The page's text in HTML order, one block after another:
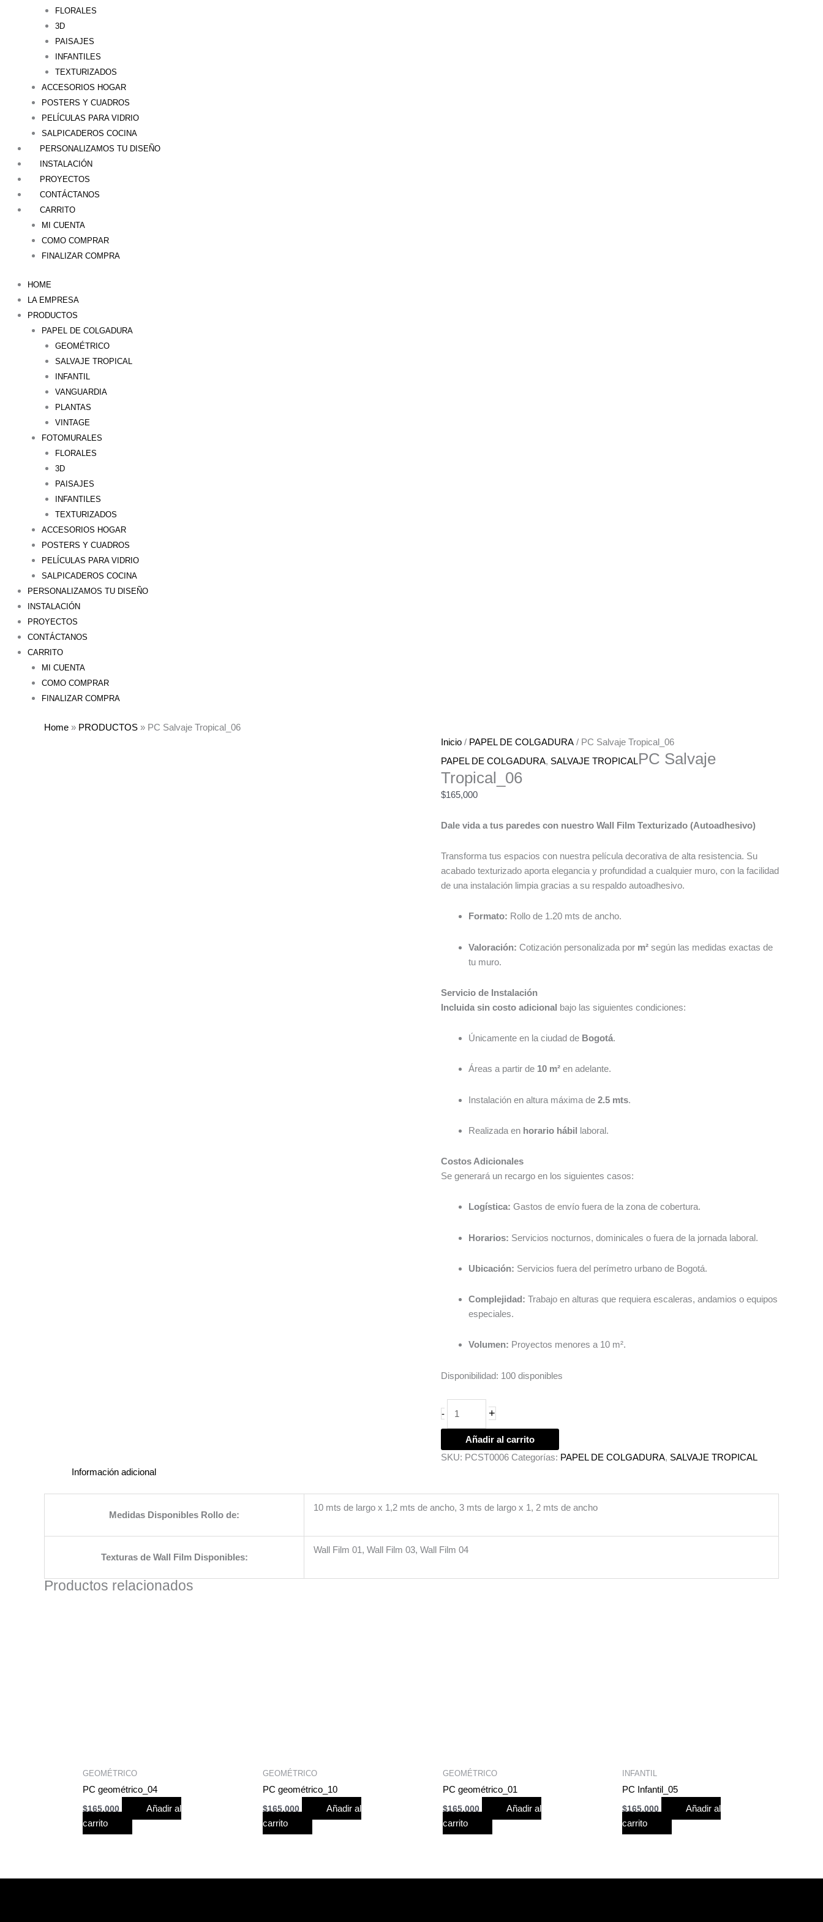
FLORALES
3D
PAISAJES
INFANTILES
TEXTURIZADOS
ACCESORIOS HOGAR
POSTERS Y CUADROS
PELÍCULAS PARA VIDRIO
SALPICADEROS COCINA
PERSONALIZAMOS TU DISEÑO
INSTALACIÓN
PROYECTOS
CONTÁCTANOS
CARRITO
MI CUENTA
COMO COMPRAR
FINALIZAR COMPRA
HOME
LA EMPRESA
PRODUCTOS
PAPEL DE COLGADURA
GEOMÉTRICO
SALVAJE TROPICAL
INFANTIL
VANGUARDIA
PLANTAS
VINTAGE
FOTOMURALES
FLORALES
3D
PAISAJES
INFANTILES
TEXTURIZADOS
ACCESORIOS HOGAR
POSTERS Y CUADROS
PELÍCULAS PARA VIDRIO
SALPICADEROS COCINA
PERSONALIZAMOS TU DISEÑO
INSTALACIÓN
PROYECTOS
CONTÁCTANOS
CARRITO
MI CUENTA
COMO COMPRAR
FINALIZAR COMPRA
Home » PRODUCTOS » PC Salvaje Tropical_06
Inicio / PAPEL DE COLGADURA / PC Salvaje Tropical_06
PAPEL DE COLGADURA, SALVAJE TROPICALPC Salvaje
Tropical_06
$165,000
Dale vida a tus paredes con nuestro Wall Film Texturizado (Autoadhesivo)
Transforma tus espacios con nuestra película decorativa de alta resistencia. Su
acabado texturizado aporta elegancia y profundidad a cualquier muro, con la facilidad
de una instalación limpia gracias a su respaldo autoadhesivo.
Formato: Rollo de 1.20 mts de ancho.
Valoración: Cotización personalizada por m² según las medidas exactas de
tu muro.
Servicio de Instalación
Incluida sin costo adicional bajo las siguientes condiciones:
Únicamente en la ciudad de Bogotá.
Áreas a partir de 10 m² en adelante.
Instalación en altura máxima de 2.5 mts.
Realizada en horario hábil laboral.
Costos Adicionales
Se generará un recargo en los siguientes casos:
Logística: Gastos de envío fuera de la zona de cobertura.
Horarios: Servicios nocturnos, dominicales o fuera de la jornada laboral.
Ubicación: Servicios fuera del perímetro urbano de Bogotá.
Complejidad: Trabajo en alturas que requiera escaleras, andamios o equipos
especiales.
Volumen: Proyectos menores a 10 m².
Disponibilidad: 100 disponibles
- +
Añadir al carrito
SKU: PCST0006 Categorías: PAPEL DE COLGADURA, SALVAJE TROPICAL
Información adicional
Medidas Disponibles Rollo de:
10 mts de largo x 1,2 mts de ancho, 3 mts de largo x 1, 2 mts de ancho
Texturas de Wall Film Disponibles:
Wall Film 01, Wall Film 03, Wall Film 04
Productos relacionados
GEOMÉTRICO
PC geométrico_04
$165,000
Añadir al
carrito
GEOMÉTRICO
PC geométrico_10
$165,000
Añadir al
carrito
GEOMÉTRICO
PC geométrico_01
$165,000
Añadir al
carrito
INFANTIL
PC Infantil_05
$165,000
Añadir al
carrito